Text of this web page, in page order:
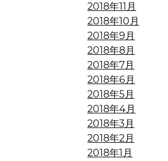
2018年11月
2018年10月
2018年9月
2018年8月
2018年7月
2018年6月
2018年5月
2018年4月
2018年3月
2018年2月
2018年1月